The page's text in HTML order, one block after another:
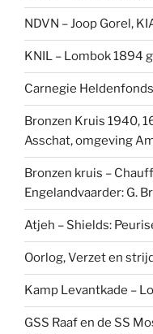
NDVN – Joop Gorel,
KNIL – Lombok 1894
Carnegie
Bronzen Kruis 1940,
Asschat, omgeving
Bronzen kruis –
Engelandvaarder: G.
Atjeh – Shields:
Oorlog, Verzet en
Kamp Levantkade –
GSS Raaf en de SS